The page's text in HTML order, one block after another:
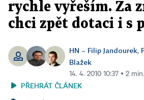
rychle vyřeším. Za
chci zpět dotaci i s
HN – Filip Jandourek,
Blažek
14. 4. 2010 10:37 ▪ 2
PŘEHRÁT ČLÁNEK